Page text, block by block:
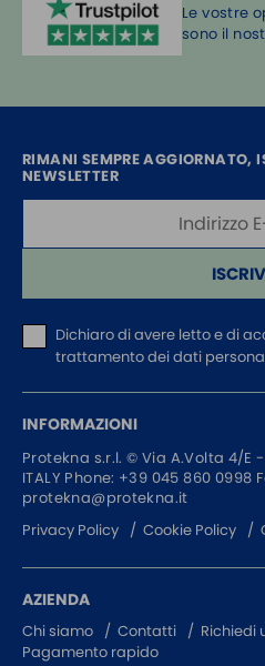
Le vostre
sono il
RIMANI SEMPRE AGGIORNATO,
NEWSLETTER
Dichiaro di avere letto e di
trattamento dei dati
INFORMAZIONI
Protekna s.r.l. © Via A.Volta 4/E
ITALY Phone: +39 045 860 0998
protekna@protekna.it
Privacy Policy
Cookie Policy
AZIENDA
Chi siamo Contatti
Richiedi
Pagamento rapido